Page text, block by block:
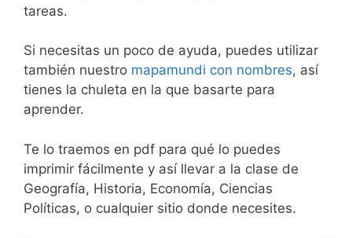
tareas.
Si necesitas un poco de ayuda, puedes utilizar
también nuestro mapamundi con nombres, así
tienes la chuleta en la que basarte para
aprender.
Te lo traemos en pdf para qué lo puedes
imprimir fácilmente y así llevar a la clase de
Geografía, Historia, Economía, Ciencias
Políticas, o cualquier sitio donde necesites.